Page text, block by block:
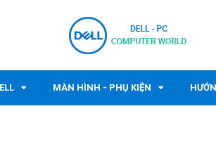
MÀN HÌNH - PHỤ KIỆN